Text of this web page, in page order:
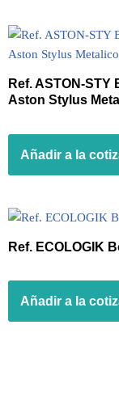
Ref. ASTON-STY
Aston Stylus
Añadir a la
Ref. ECOLOGIK
Añadir a la